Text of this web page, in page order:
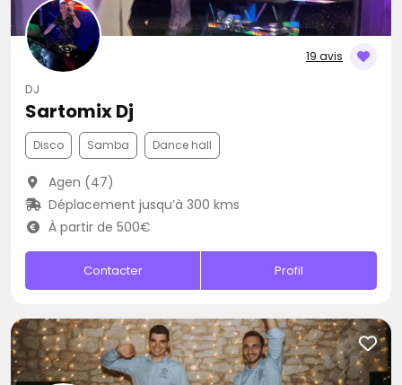
19 avis
DJ
Sartomix Dj
Disco Samba Dance hall
Agen (47)
Déplacement jusqu’à 300 kms
À partir de 500€
Contacter Profil